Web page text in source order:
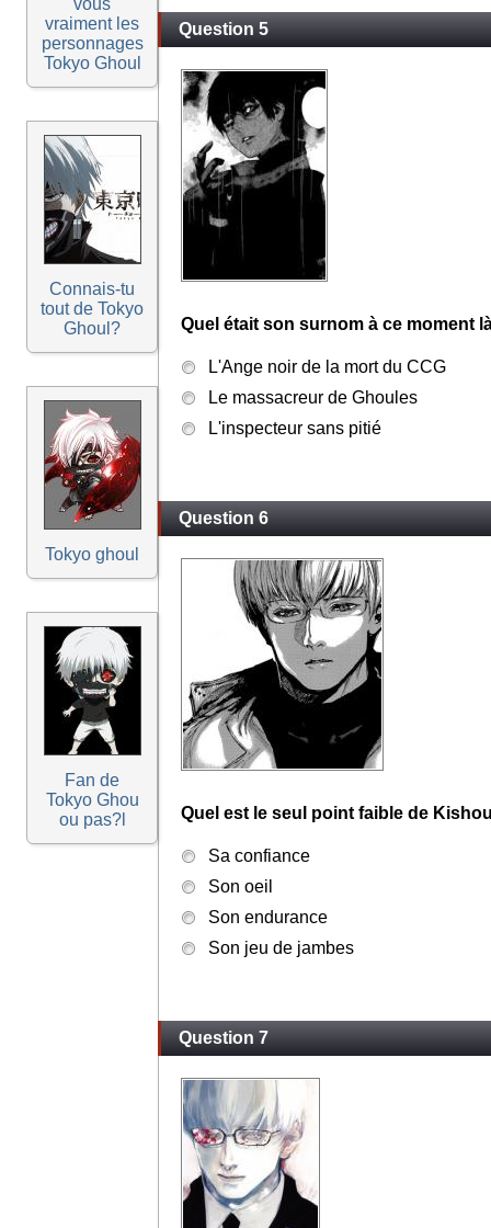
vous
vraiment les
personnages
Tokyo Ghoul
Connais-tu
tout de Tokyo
Ghoul?
Tokyo ghoul
Fan de
Tokyo Ghou
ou pas?l
Question 5
Quel était son surnom à ce moment
L'Ange noir de la mort du CCG
Le massacreur de Ghoules
L'inspecteur sans pitié
Question 6
Quel est le seul point faible de
Sa confiance
Son oeil
Son endurance
Son jeu de jambes
Question 7